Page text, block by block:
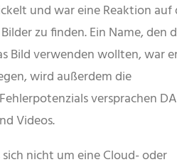
und war eine Reaktion auf
zu finden. Ein Name, den
Bild verwenden wollten, war
wird außerdem die
versprachen
Videos.
nicht um eine Cloud- oder